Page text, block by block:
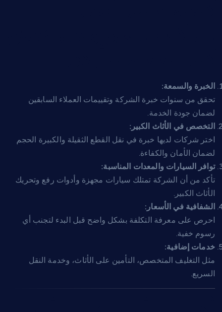
الخبرة والسمعة:
تحقق من سنوات خبرة الشركة وتقييمات العملاء السابقين
لضمان جودة الخدمة.
التخصص في الأثاث الكبير:
اختر شركات لديها خبرة في نقل القطع الثقيلة والكبيرة الحجم
لضمان الأمان والكفاءة.
توافر السيارات والمعدات المناسبة:
تأكد من أن الشركة تمتلك سيارات مجهزة وأدوات رفع وتحريك
الأثاث الكبير.
الشفافية في الأسعار:
احرص على معرفة التكلفة بشكل واضح قبل البدء لتجنب أي
رسوم خفية.
خدمات إضافية:
مثل التغليف المتخصص، التأمين على الأثاث، وخدمة النقل
السريع.